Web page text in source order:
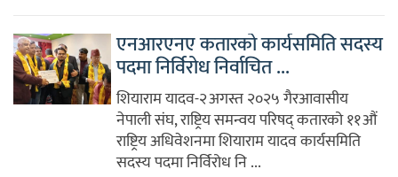
एनआरएनए कतारको कार्यसमिति सदस्य
पदमा निर्विरोध निर्वाचित ...
शियाराम यादव-२अगस्त २०२५ गैरआवासीय
नेपाली संघ, राष्ट्रिय समन्वय परिषद् कतारको ११औं
राष्ट्रिय अधिवेशनमा शियाराम यादव कार्यसमिति
सदस्य पदमा निर्विरोध नि ...